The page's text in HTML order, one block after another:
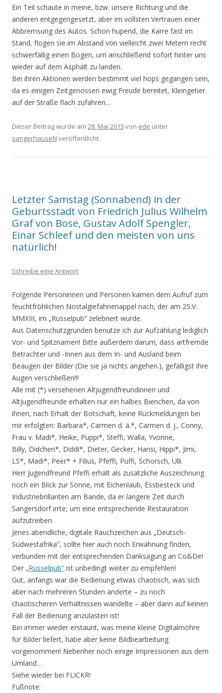
Ein Teil schaute in meine, bzw. unsere Richtung und die
anderen entgegengesetzt, aber im vollsten Vertrauen einer
Abbremsung des Autos. Schon hupend, die Karre fast im
Stand, flogen sie im Abstand von vielleicht zwei Metern recht
schwerfällig einen Bogen, um anschließend sofort hinter uns
wieder auf dem Asphalt zu landen.
Bei ihren Aktionen werden bestimmt viel hops gegangen sein,
da es einigen Zeitgenossen ewig Freude bereitet, Kleingetier
auf der Straße flach zufahren…
Dieser Beitrag wurde am 28. Mai 2013 von ede unter
sangerhauseN veröffentlicht.
Letzter Samstag (Sonnabend) in der
Geburtsstadt von Friedrich Julius Wilhelm
Graf von Bose, Gustav Adolf Spengler,
Einar Schleef und den meisten von uns
natürlich!
Schreibe eine Antwort
Folgende Personinnen und Personen kamen dem Aufruf zum
feuchtfröhlichen Nostalgiefahnenappel nach, der am 25.V.
MMXIII, im „Rüsselpub“ zelebriert wurde.
Aus Datenschutzgründen benutze ich zur Aufzählung lediglich
Vor- und Spitznamen! Bitte außerdem darum, dass artfremde
Betrachter und -Innen aus dem In- und Ausland beim
Beäugen der Bilder (Die sie ja nichts angehen.), gefälligst ihre
Augen verschließen!!!
Alle mit (*) versehenen Altjugendfreundinnen und
Altjugendfreunde erhalten nur ein halbes Bienchen, da von
ihnen, nach Erhalt der Botschaft, keine Rückmeldungen bei
mir erfolgten: Barbara*, Carmen d. ä.*, Carmen d. j., Conny,
Frau v. Madi*, Heike, Puppi*, Steffi, Walla, Yvonne,
Billy, Didchen*, Diddi*, Dieter, Gecker, Hansi, Hippi*, Jimi,
LS*, Madi*, Peer* + Filius, Pfeffi, Puffi, Schorsch, Ulli.
Herr Jugendfreund Pfeffi erhält als zusätzliche Auszeichnung
noch ein Blick zur Sonne, mit Eichenlaub, Essbesteck und
Industriebrillanten am Bande, da er längere Zeit durch
Sangersdorf irrte, um eine entsprechende Restauration
aufzutreiben.
Jenes abendliche, digitale Rauchzeichen aus „Deutsch-
Südwestafrika“, sollte hier auch noch Erwähnung finden,
verbunden mit der entsprechenden Danksagung an Co&De!
Der „Rüsselpub“ ist unbedingt weiter zu empfehlen!
Gut, anfangs war die Bedienung etwas chaotisch, was sich
aber nach mehreren Stunden änderte – zu noch
chaotischeren Verhältnissen wandelte – aber dann auf keinen
Fall der Bedienung anzulasten ist!
Bin immer wieder erstaunt, was meine kleine Digitalmöhre
für Bilder liefert, habe aber keine Bildbearbeitung
vorgenommen! Nebenher noch einige Impressionen aus dem
Umland…
Siehe wieder bei FLICKR!
Fußnote: